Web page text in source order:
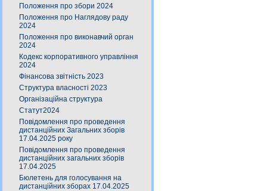
Положення про збори 2024
Положення про Наглядову раду
2024
Положення про виконавчий орган
2024
Кодекс корпоративного управління
2024
Фінансова звітність 2023
Структура власності 2023
Організаційна структура
Статут2024
Повідомлення про проведення
дистанційних Загальних зборів
17.04.2025 року
Повідомлення про проведення
дистанційних загальних зборів
17.04.2025
Бюлетень для голосування на
дистанційних зборах 17.04.2025